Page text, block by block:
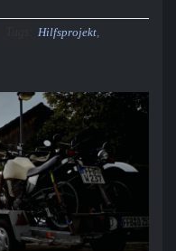
Hilfsprojekt,